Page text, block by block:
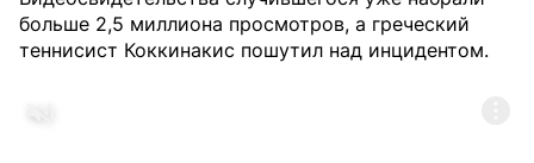
больше 2,5 миллиона просмотров, а греческий
теннисист Коккинакис пошутил над инцидентом.